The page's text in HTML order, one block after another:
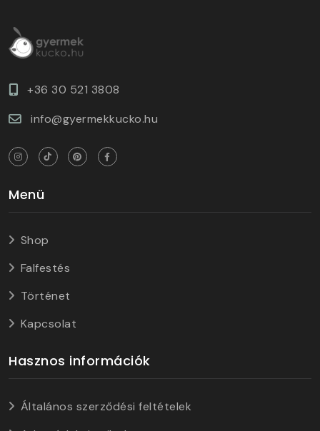
+36 30 521 3808
info@gyermekkucko.hu
Menü
Shop
Falfestés
Történet
Kapcsolat
Hasznos információk
Általános szerződési feltételek